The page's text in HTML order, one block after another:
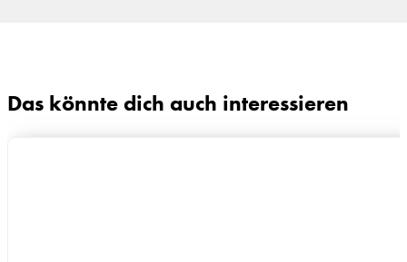
Das könnte dich auch interessieren